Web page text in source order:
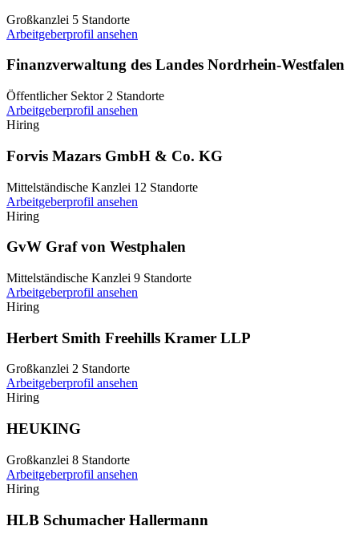
Großkanzlei 5 Standorte
Arbeitgeberprofil ansehen
Finanzverwaltung des Landes Nordrhein-Westfalen
Öffentlicher Sektor 2 Standorte
Arbeitgeberprofil ansehen
Hiring
Forvis Mazars GmbH & Co. KG
Mittelständische Kanzlei 12 Standorte
Arbeitgeberprofil ansehen
Hiring
GvW Graf von Westphalen
Mittelständische Kanzlei 9 Standorte
Arbeitgeberprofil ansehen
Hiring
Herbert Smith Freehills Kramer LLP
Großkanzlei 2 Standorte
Arbeitgeberprofil ansehen
Hiring
HEUKING
Großkanzlei 8 Standorte
Arbeitgeberprofil ansehen
Hiring
HLB Schumacher Hallermann